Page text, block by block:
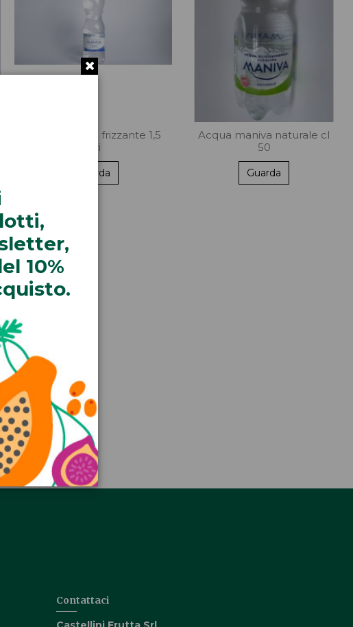
Acqua maniva frizzante 1,5
litri
Guarda
Acqua maniva naturale cl
50
Guarda
Contattaci
10%